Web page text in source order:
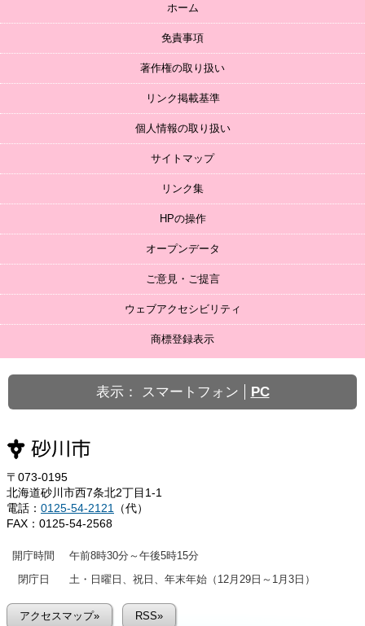
ホーム
免責事項
著作権の取り扱い
リンク掲載基準
個人情報の取り扱い
サイトマップ
リンク集
HPの操作
オープンデータ
ご意見・ご提言
ウェブアクセシビリティ
商標登録表示
表示： スマートフォン PC
〒073-0195
北海道砂川市西7条北2丁目1-1
電話： 0125-54-2121
（代）
FAX：0125-54-2568
開庁時間
午前8時30分～午後5時15分
閉庁日
土・日曜日、祝日、年末年始（12月29日～1月3日）
アクセスマップ» RSS»